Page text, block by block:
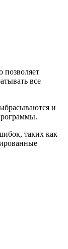
позволяет
все
и
таких как